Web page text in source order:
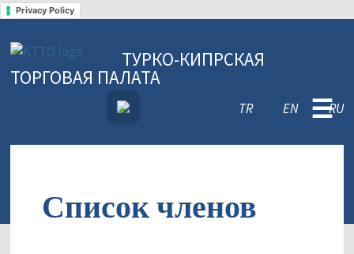
Privacy Policy
ТУРКО-КИПРСКАЯ
ТОРГОВАЯ ПАЛАТА
TR EN RU
☰
Список членов